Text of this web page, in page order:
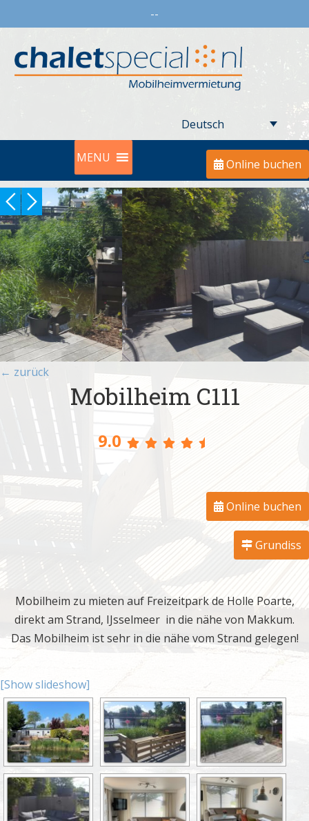
--
Deutsch
MENU Online buchen
← zurück
Mobilheim C111
9.0
Online buchen
Grundiss
Mobilheim zu mieten auf Freizeitpark de Holle Poarte,
direkt am Strand, IJsselmeer in die nähe von Makkum.
Das Mobilheim ist sehr in die nähe vom Strand gelegen!
[Show slideshow]